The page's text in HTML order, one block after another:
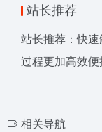
站长推荐
站长推荐：快
过程更加高效便
相关导航